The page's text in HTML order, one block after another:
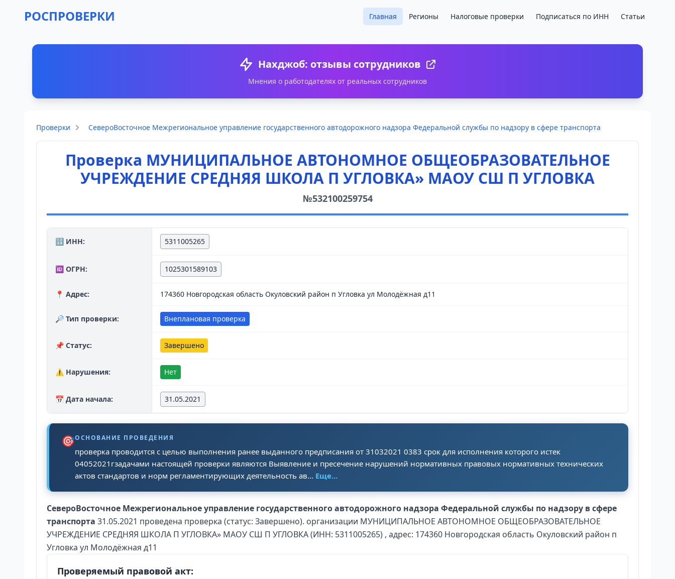
РОСПРОВЕРКИ Главная Регионы Налоговые проверки Подписаться по ИНН Статьи
Нахджоб: отзывы сотрудников
Мнения о работодателях от реальных сотрудников
Проверки СевероВосточное Межрегиональное управление государственного автодорожного надзора Федеральной службы по надзору в сфере транспорта
Проверка МУНИЦИПАЛЬНОЕ АВТОНОМНОЕ ОБЩЕОБРАЗОВАТЕЛЬНОЕ
УЧРЕЖДЕНИЕ СРЕДНЯЯ ШКОЛА П УГЛОВКА» МАОУ СШ П УГЛОВКА
№532100259754
🔢 ИНН: 5311005265
🆔 ОГРН: 1025301589103
📍 Адрес: 174360 Новгородская область Окуловский район п Угловка ул Молодёжная д11
🔎 Тип проверки: Внеплановая проверка
📌 Статус: Завершено
⚠️ Нарушения: Нет
📅 Дата начала: 31.05.2021
🎯ОСНОВАНИЕ ПРОВЕДЕНИЯ
проверка проводится с целью выполнения ранее выданного предписания от 31032021 0383 срок для исполнения которого истек
04052021гзадачами настоящей проверки являются Выявление и пресечение нарушений нормативных правовых нормативных технических
актов стандартов и норм регламентирующих деятельность ав... Еще...
СевероВосточное Межрегиональное управление государственного автодорожного надзора Федеральной службы по надзору в сфере
транспорта 31.05.2021 проведена проверка (статус: Завершено). организации МУНИЦИПАЛЬНОЕ АВТОНОМНОЕ ОБЩЕОБРАЗОВАТЕЛЬНОЕ
УЧРЕЖДЕНИЕ СРЕДНЯЯ ШКОЛА П УГЛОВКА» МАОУ СШ П УГЛОВКА (ИНН: 5311005265) , адрес: 174360 Новгородская область Окуловский район п
Угловка ул Молодёжная д11
Проверяемый правовой акт: